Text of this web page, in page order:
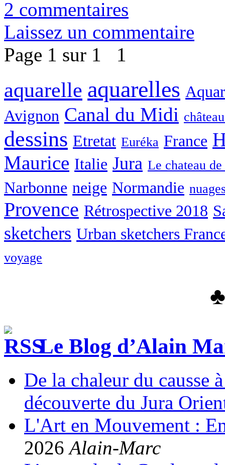
2 commentaires
Laissez un commentaire
Page 1 sur 1
1
aquarelle aquarelles
Avignon Canal du Midi
dessins Etretat Euréka France
Maurice Italie Jura Le chateau
Narbonne neige Normandie
Provence Rétrospective 2018
sketchers Urban sketchers
voyage
Le Blog d’Alain
De la chaleur du causse
découverte du Jura
L'Art en Mouvement :
2026 Alain-Marc